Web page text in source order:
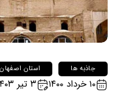
جاذبه ها استان اصفهان
۱۰ خرداد ۱۴۰۰ ۳ تیر ۱۴۰۳